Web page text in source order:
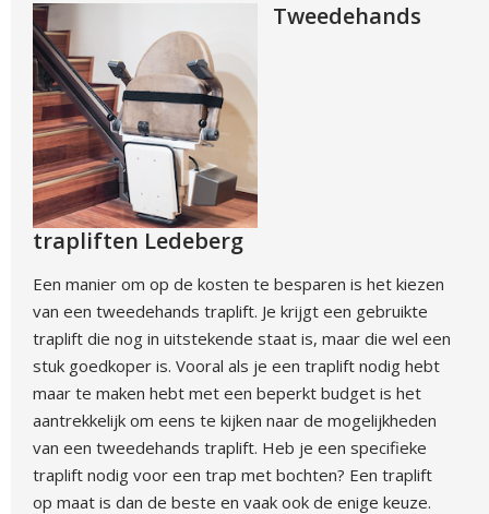
Tweedehands
trapliften Ledeberg
Een manier om op de kosten te besparen is het kiezen
van een tweedehands traplift. Je krijgt een gebruikte
traplift die nog in uitstekende staat is, maar die wel een
stuk goedkoper is. Vooral als je een traplift nodig hebt
maar te maken hebt met een beperkt budget is het
aantrekkelijk om eens te kijken naar de mogelijkheden
van een tweedehands traplift. Heb je een specifieke
traplift nodig voor een trap met bochten? Een traplift
op maat is dan de beste en vaak ook de enige keuze.